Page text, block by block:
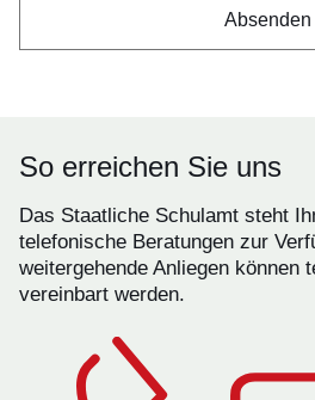
So erreichen Sie uns
Das Staatliche Schulamt steht
telefonische Beratungen zur
weitergehende Anliegen können
vereinbart werden.